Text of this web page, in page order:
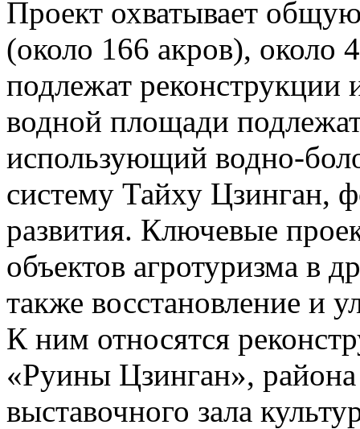
Проект охватывает
(около 166 акров), около
подлежат реконструкции
водной площади
использующий водно-
систему Тайху Цзинган,
развития. Ключевые
объектов агротуризма в
также восстановление и
К ним относятся
«Руины Цзинган»,
выставочного зала